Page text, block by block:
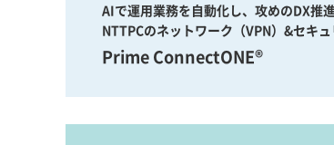
AIで運用業務を自動化し、攻めのDX推
NTTPCのネットワーク（VPN）&セキ
Prime ConnectONE®